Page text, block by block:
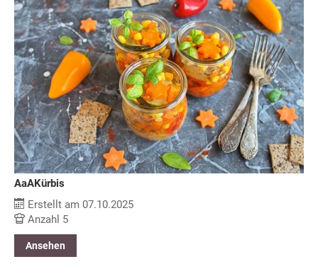
AaAKürbis
Erstellt am 07.10.2025
Anzahl 5
Ansehen